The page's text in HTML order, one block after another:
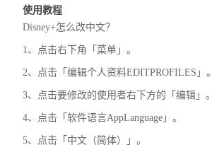
使用教程
Disney+怎么改中文？
1、点击右下角「菜单」。
2、点击「编辑个人资料EDITPROFILES」。
3、点击要修改的使用者右下方的「编辑」。
4、点击「软件语言AppLanguage」。
5、点击「中文（简体）」。